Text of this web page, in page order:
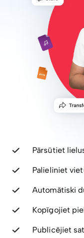
Pārsūtiet
Palieliniet
Automātiski
Kopīgojiet
Publicējiet